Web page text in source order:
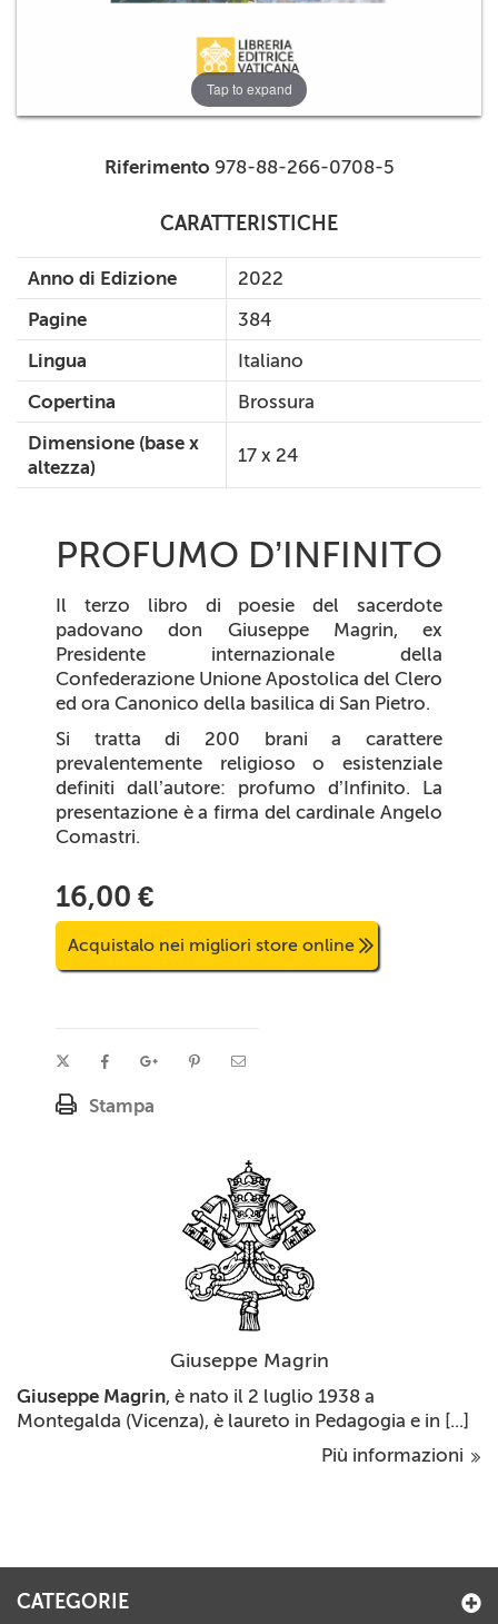
Tap to expand
Riferimento 978-88-266-0708-5
CARATTERISTICHE
Anno di Edizione
2022
Pagine
384
Lingua
Italiano
Copertina
Brossura
Dimensione (base x
altezza)
17 x 24
PROFUMO D’INFINITO
Il terzo libro di poesie del sacerdote
padovano don Giuseppe Magrin, ex
Presidente internazionale della
Confederazione Unione Apostolica del Clero
ed ora Canonico della basilica di San Pietro.
Si tratta di 200 brani a carattere
prevalentemente religioso o esistenziale
definiti dall’autore: profumo d’Infinito. La
presentazione è a firma del cardinale Angelo
Comastri.
16,00 €
Acquistalo nei migliori store online
Stampa
Giuseppe Magrin
Giuseppe Magrin, è nato il 2 luglio 1938 a
Montegalda (Vicenza), è laureto in Pedagogia e in [...]
Più informazioni
CATEGORIE